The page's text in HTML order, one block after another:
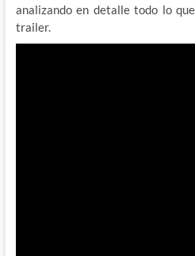
analizando en detalle todo lo
trailer.